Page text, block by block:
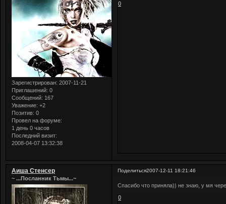
Зарегистрирован: 2007-11-21
Приглашений: 0
Сообщений: 167
Уважение: +2
Позитив: 0
Провел на форуме:
1 день 0 часов
Последний визит:
2008-04-07 13:32:38
0
Поделиться2007-12-11 18:21:46
Аиша Стенсер
~ ...Посланник Тьмы...~
Спасибо что приняла)) не знаю, у мя
0